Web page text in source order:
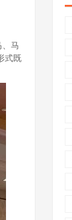
马
式既